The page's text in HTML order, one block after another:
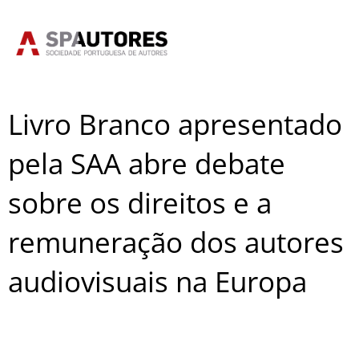
Livro Branco apresentado
pela SAA abre debate
sobre os direitos e a
remuneração dos autores
audiovisuais na Europa